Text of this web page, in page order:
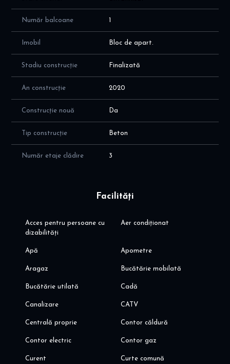
Facilitati locatie: in apropiere de Baneasa Shopping City si Parcul
Herastrau
Număr balcoane 1
Imobil Bloc de apart.
Stadiu construcție Finalizată
An construcție 2020
Construcție nouă Da
Tip construcție Beton
Număr etaje clădire 3
Facilități
Acces pentru persoane cu
dizabilități
Aer condiționat
Apă Apometre
Aragaz Bucătărie mobilată
Bucătărie utilată Cadă
Canalizare CATV
Centrală proprie Contor căldură
Contor electric Contor gaz
Curent Curte comună